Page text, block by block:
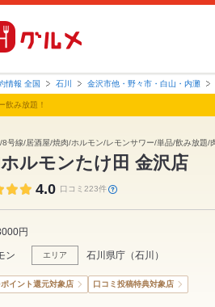
情報 全国 石川 金沢市他・野々市・白山・内灘
飲み放題！
8号線/居酒屋/焼肉/ホルモン/レモンサワー/単品/飲み放題/
ルモンたけ田 金沢店
4.0 口コミ223件
円
ン エリア 石川県庁 （石川 ）
イント還元対象店 口コミ投稿特典対象店